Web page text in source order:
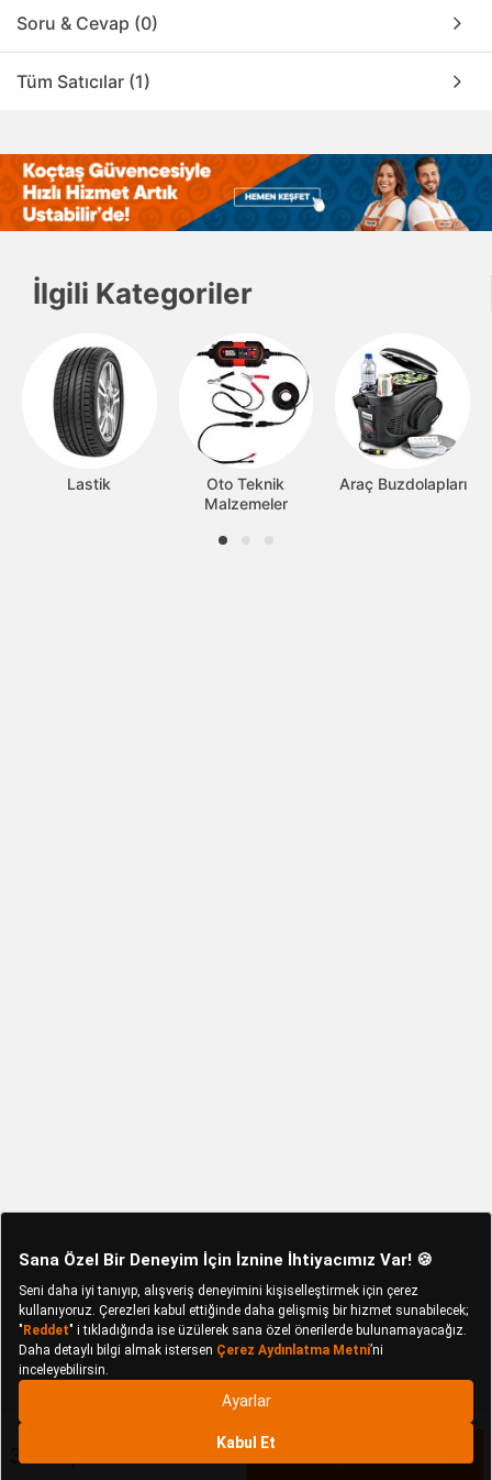
3.599,90 TL
Soru & Cevap (0)
Tüm Satıcılar (1)
İlgili Kategoriler
Lastik
Oto Teknik
Malzemeler
Araç Buzdolapları